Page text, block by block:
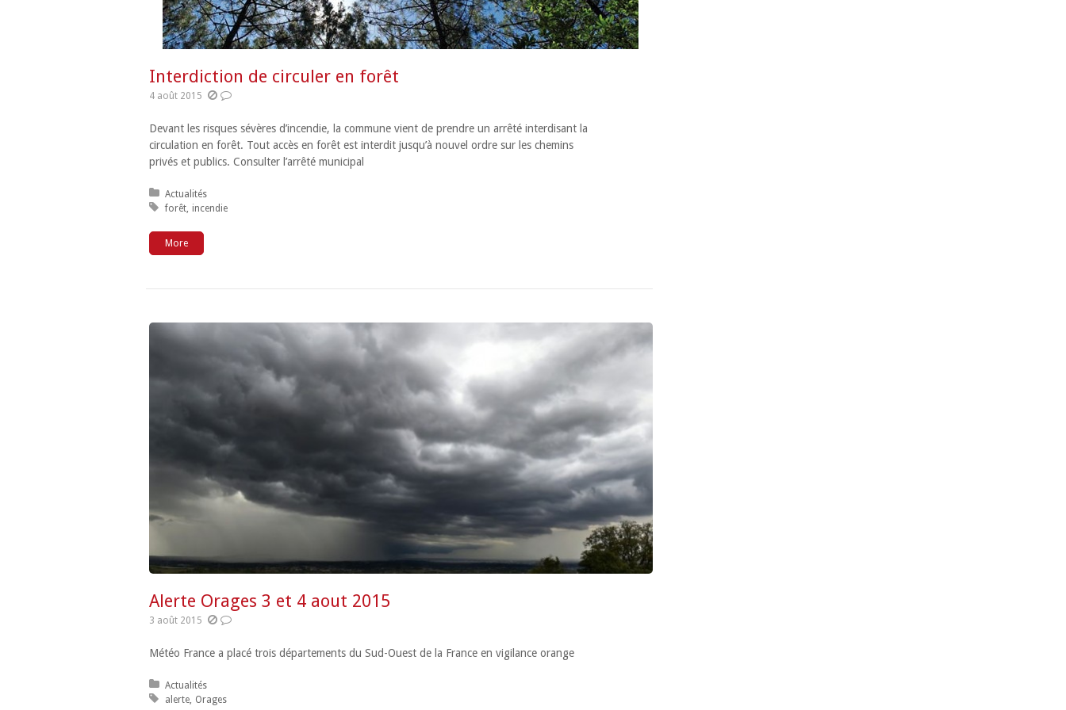
Interdiction de circuler en forêt
4 août 2015
Devant les risques sévères d’incendie, la commune vient de prendre un arrêté interdisant la
circulation en forêt. Tout accès en forêt est interdit jusqu’à nouvel ordre sur les chemins
privés et publics. Consulter l’arrêté municipal
Posted in:
Actualités
Tagged with:
forêt incendie
More
Alerte Orages 3 et 4 aout 2015
3 août 2015
Météo France a placé trois départements du Sud-Ouest de la France en vigilance orange
Posted in:
Actualités
Tagged with:
alerte Orages